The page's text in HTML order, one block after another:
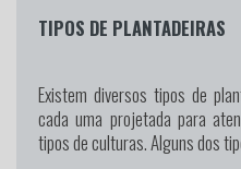
TIPOS DE PLANTADEIRAS
Existem diversos tipos de
cada uma projetada para
tipos de culturas. Alguns dos